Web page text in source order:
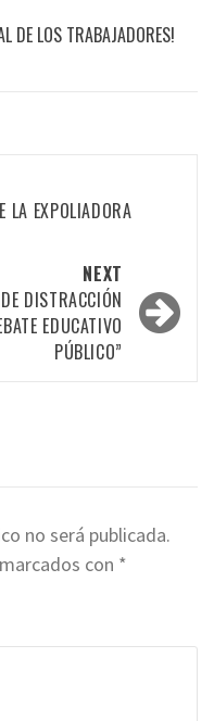
DE LOS TRABAJADORES!
LA EXPOLIADORA
NEXT
DISTRACCIÓN
EDUCATIVO
PÚBLICO”
no será publicada.
con *